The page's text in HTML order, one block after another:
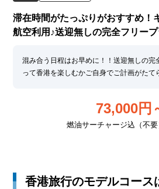
滞在時間がたっぷりがおすすめ！
航空利用♪送迎無しの完全フリー
混み合う日程はお早めに！！送迎無しの完
って香港を楽しむかご自身でご計画がたて
73,000円
燃油サーチャージ込（不要
香港旅行のモデルコース